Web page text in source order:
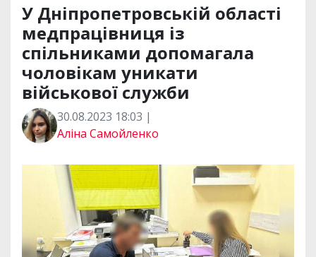
У Дніпропетровській області
медпрацівниця із
спільниками допомагала
чоловікам уникати
військової служби
30.08.2023 18:03 |
Аліна Самойленко